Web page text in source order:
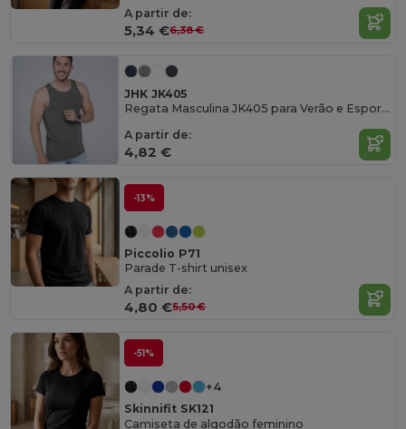
A partir de:
5,34 €6,38 €
JHK JK405
Regata Masculina JK405 para Verão e Esportes
A partir de:
4,82 €
-13%
Piccolio P71
Parade T-shirt unisex
A partir de:
4,80 €5,50 €
-51%
+4
Skinnifit SK121
Camiseta de algodão feminino